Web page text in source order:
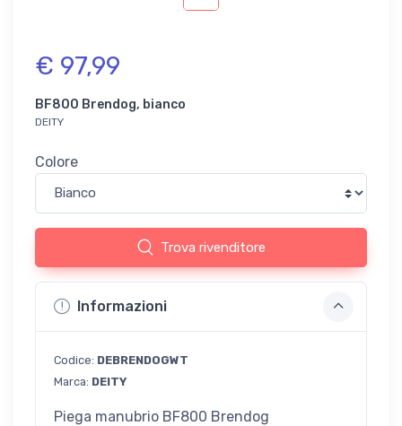
€ 97,99
BF800 Brendog, bianco
DEITY
Colore
Trova rivenditore
Informazioni
Codice: DEBRENDOGWT
Marca: DEITY
Piega manubrio BF800 Brendog